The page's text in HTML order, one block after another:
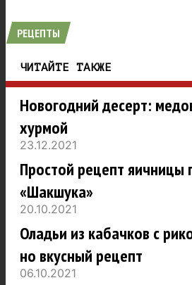
РЕЦЕПТЫ
ЧИТАЙТЕ ТАКЖЕ
Новогодний десерт:
хурмой
23.12.2021
Простой рецепт яичницы
«Шакшука»
20.10.2021
Оладьи из кабачков с
но вкусный рецепт
06.10.2021